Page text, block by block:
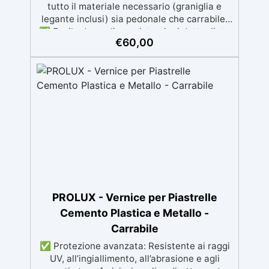
tutto il materiale necessario (graniglia e
legante inclusi) sia pedonale che carrabile.
✅ Facile da applicare: istruzioni dettagliate
per risultati impeccabili, senza bisogno di
esperienza, con assistenza video/telefonica
gratuita ✅ Economico e Veloce: rinnova le
superfici con una spesa minima, evitando
€60,00
PROLUX - Vernice per Piastrelle
Cemento Plastica e Metallo -
Carrabile
✅ Protezione avanzata: Resistente ai raggi
UV, all’ingiallimento, all’abrasione e agli